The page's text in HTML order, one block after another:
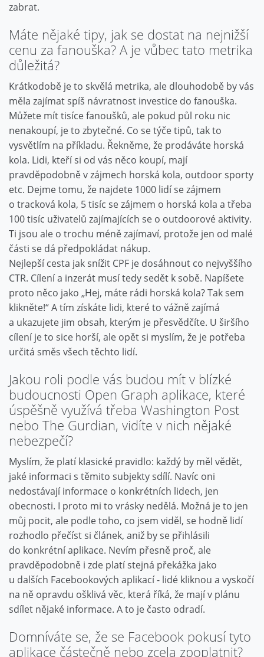
zabrat.
Máte nějaké tipy, jak se dostat na nejnižší
cenu za fanouška? A je vůbec tato metrika
důležitá?
Krátkodobě je to skvělá metrika, ale dlouhodobě by vás
měla zajímat spíš návratnost investice do fanouška.
Můžete mít tisíce fanoušků, ale pokud půl roku nic
nenakoupí, je to zbytečné. Co se týče tipů, tak to
vysvětlím na příkladu. Řekněme, že prodáváte horská
kola. Lidi, kteří si od vás něco koupí, mají
pravděpodobně v zájmech horská kola, outdoor sporty
etc. Dejme tomu, že najdete 1000 lidí se zájmem
o tracková kola, 5 tisíc se zájmem o horská kola a třeba
100 tisíc uživatelů zajímajících se o outdoorové aktivity.
Ti jsou ale o trochu méně zajímaví, protože jen od malé
části se dá předpokládat nákup.
Nejlepší cesta jak snížit CPF je dosáhnout co nejvyššího
CTR. Cílení a inzerát musí tedy sedět k sobě. Napíšete
proto něco jako „Hej, máte rádi horská kola? Tak sem
klikněte!“ A tím získáte lidi, které to vážně zajímá
a ukazujete jim obsah, kterým je přesvědčíte. U širšího
cílení je to sice horší, ale opět si myslím, že je potřeba
určitá směs všech těchto lidí.
Jakou roli podle vás budou mít v blízké
budoucnosti Open Graph aplikace, které
úspěšně využívá třeba Washington Post
nebo The Gurdian, vidíte v nich nějaké
nebezpečí?
Myslím, že platí klasické pravidlo: každý by měl vědět,
jaké informaci s těmito subjekty sdílí. Navíc oni
nedostávají informace o konkrétních lidech, jen
obecnosti. I proto mi to vrásky nedělá. Možná je to jen
můj pocit, ale podle toho, co jsem viděl, se hodně lidí
rozhodlo přečíst si článek, aniž by se přihlásili
do konkrétní aplikace. Nevím přesně proč, ale
pravděpodobně i zde platí stejná překážka jako
u dalších Facebookových aplikací - lidé kliknou a vyskočí
na ně opravdu ošklivá věc, která říká, že mají v plánu
sdílet nějaké informace. A to je často odradí.
Domníváte se, že se Facebook pokusí tyto
aplikace částečně nebo zcela zpoplatnit?